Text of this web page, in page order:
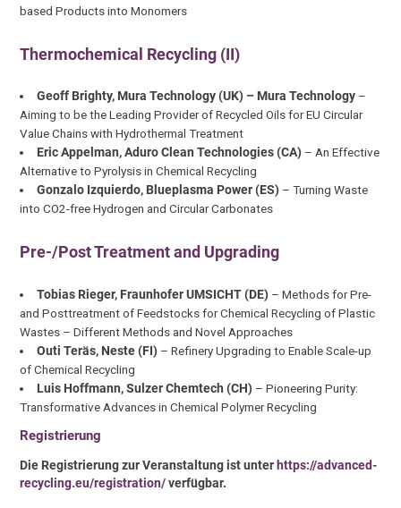
based Products into Monomers
Thermochemical Recycling (II)
Geoff Brighty, Mura Technology (UK) – Mura Technology–
Aiming to be the Leading Provider of Recycled Oils for EU Circular
Value Chains with Hydrothermal Treatment
Eric Appelman, Aduro Clean Technologies (CA)– An Effective
Alternative to Pyrolysis in Chemical Recycling
Gonzalo Izquierdo, Blueplasma Power (ES) – Turning Waste
into CO2-free Hydrogen and Circular Carbonates
Pre-/Post Treatment and Upgrading
Tobias Rieger, Fraunhofer UMSICHT (DE)– Methods for Pre-
and Posttreatment of Feedstocks for Chemical Recycling of Plastic
Wastes – Different Methods and Novel Approaches
Outi Teräs, Neste (FI)– Refinery Upgrading to Enable Scale-up
of Chemical Recycling
Luis Hoffmann, Sulzer Chemtech (CH)– Pioneering Purity:
Transformative Advances in Chemical Polymer Recycling
Registrierung
Die Registrierung zur Veranstaltung ist unter https://advanced-
recycling.eu/registration/verfügbar.